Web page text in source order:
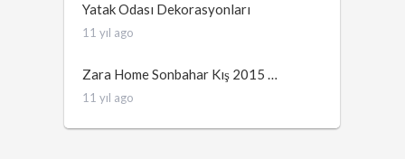
Yatak Odası Dekorasyonları
11 yıl ago
Zara Home Sonbahar Kış 2015 …
11 yıl ago